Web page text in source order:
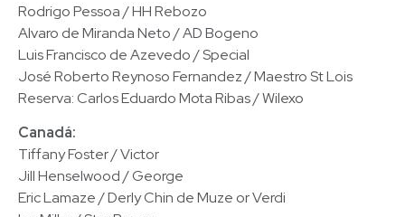
Rodrigo Pessoa / HH Rebozo
Alvaro de Miranda Neto / AD Bogeno
Luis Francisco de Azevedo / Special
José Roberto Reynoso Fernandez / Maestro St Lois
Reserva: Carlos Eduardo Mota Ribas / Wilexo
Canadá:
Tiffany Foster / Victor
Jill Henselwood / George
Eric Lamaze / Derly Chin de Muze or Verdi